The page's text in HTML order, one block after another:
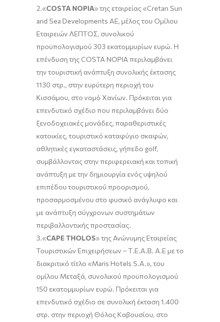
2.«COSTA NOPIA» της εταιρείας «Cretan Sun
and Sea Developments ΑΕ, μέλος του Ομίλου
Εταιρειών ΛΕΠΤΟΣ, συνολικού
προϋπολογισμού 303 εκατομμυρίων ευρώ. Η
επένδυση της COSTA NOPIA περιλαμβάνει
την τουριστική ανάπτυξη συνολικής έκτασης
1130 στρ., στην ευρύτερη περιοχή του
Κισσάμου, στο νομό Χανίων. Πρόκειται για
επενδυτικό σχέδιο που περιλαμβάνει δύο
ξενοδοχειακές μονάδες, παραθεριστικές
κατοικίες, τουριστικό καταφύγιο σκαφών,
αθλητικές εγκαταστάσεις, γήπεδο golf,
συμβάλλοντας στην περιφερειακή και τοπική
ανάπτυξη με την δημιουργία ενός υψηλού
επιπέδου τουριστικού προορισμού,
προσαρμοσμένου στο φυσικό ανάγλυφο και
με ανάπτυξη σύγχρονων συστημάτων
περιβαλλοντικής προστασίας.
3.«CAPE THOLOS» της Ανώνυμης Εταιρείας
Τουριστικών Επιχειρήσεων – Τ.Ε.Α.Β. Α.Ε με το
διακριτικό τίτλο «Maris Hotels S.A.», του
ομίλου Μεταξά, συνολικού προϋπολογισμού
150 εκατομμυρίων ευρώ. Πρόκειται για
επενδυτικό σχέδιο σε συνολική έκταση 1.400
στρ. στην περιοχή Θόλος Καβουσίου, στο